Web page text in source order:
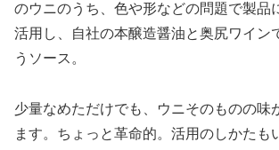
のウニのうち、色や形などの問題で製品
活用し、自社の本醸造醤油と奥尻ワイン
うソース。
少量なめただけでも、ウニそのものの味
ます。ちょっと革命的。活用のしかたも